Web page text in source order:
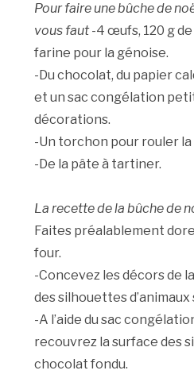
Pour faire une bûche de
vous faut-4 œufs, 120 g de
farine pour la génoise.
-Du chocolat, du papier
et un sac congélation
décorations.
-Un torchon pour rouler la
-De la pâte à tartiner.
La recette de la bûche de
Faites préalablement
four.
-Concevez les décors de
des silhouettes d’animaux
-A l’aide du sac
recouvrez la surface des
chocolat fondu.